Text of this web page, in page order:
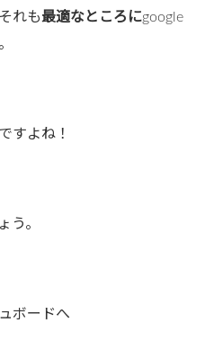
れも最適なところにgoogle
すよね！
う。
ボードへ